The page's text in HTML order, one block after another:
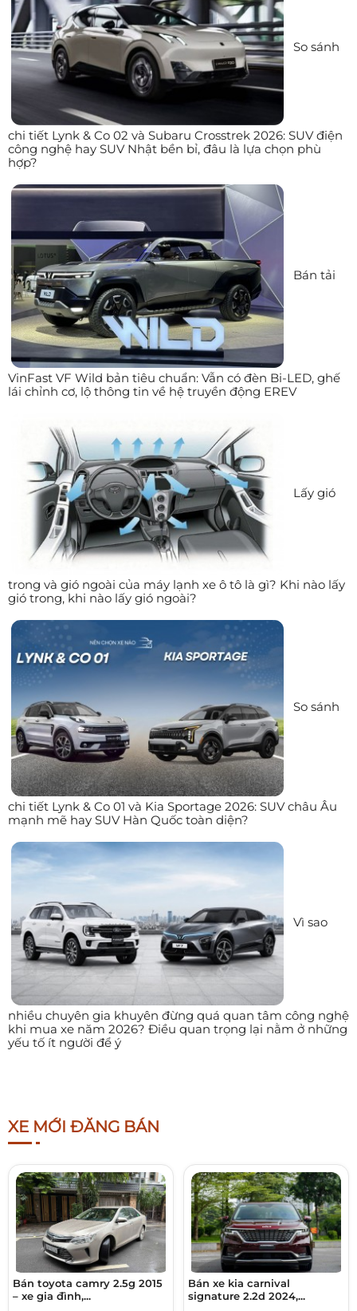
So sánh
chi tiết Lynk & Co 02 và Subaru Crosstrek 2026: SUV điện
công nghệ hay SUV Nhật bền bỉ, đâu là lựa chọn phù
hợp?
Bán tải
VinFast VF Wild bản tiêu chuẩn: Vẫn có đèn Bi-LED, ghế
lái chỉnh cơ, lộ thông tin về hệ truyền động EREV
Lấy gió
trong và gió ngoài của máy lạnh xe ô tô là gì? Khi nào lấy
gió trong, khi nào lấy gió ngoài?
So sánh
chi tiết Lynk & Co 01 và Kia Sportage 2026: SUV châu Âu
mạnh mẽ hay SUV Hàn Quốc toàn diện?
Vì sao
nhiều chuyên gia khuyên đừng quá quan tâm công nghệ
khi mua xe năm 2026? Điều quan trọng lại nằm ở những
yếu tố ít người để ý
XE MỚI ĐĂNG BÁN
Bán toyota camry 2.5g 2015
– xe gia đình,...
Bán xe kia carnival
signature 2.2d 2024,...